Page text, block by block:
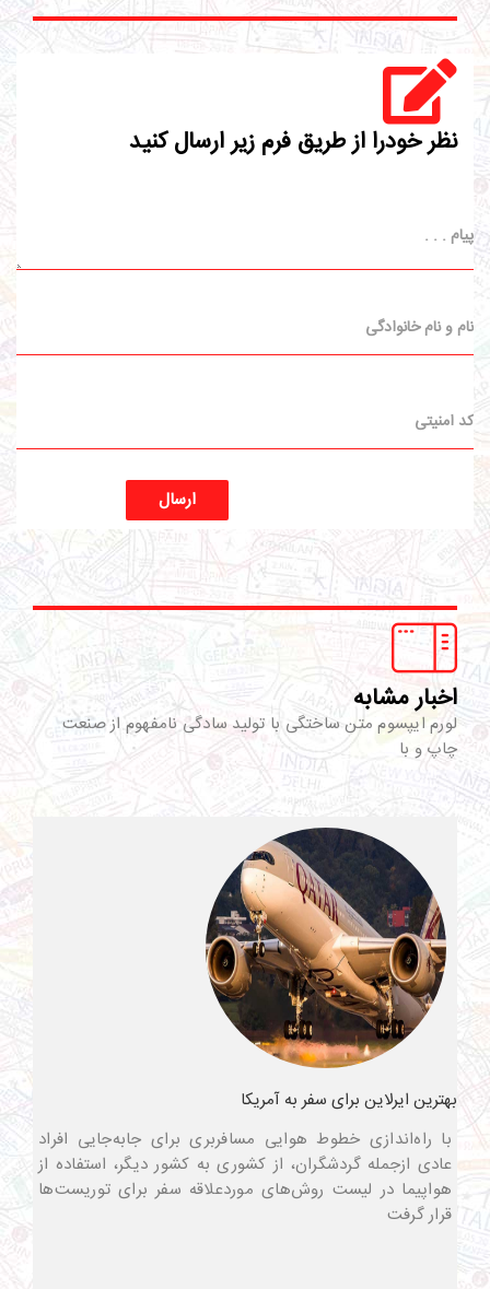
نظر خودرا از طریق فرم زیر ارسال کنید
ارسال
اخبار مشابه
لورم ایپسوم متن ساختگی با تولید سادگی نامفهوم از صنعت
چاپ و با
بهترین ایرلاین برای سفر به آمریکا
با راه‌اندازی خطوط هوایی مسافربری برای جابه‌جایی افراد
عادی ازجمله گردشگران، از کشوری به کشور دیگر، استفاده از
هواپیما در لیست روش‌های موردعلاقه سفر برای توریست‌ها
قرار گرفت